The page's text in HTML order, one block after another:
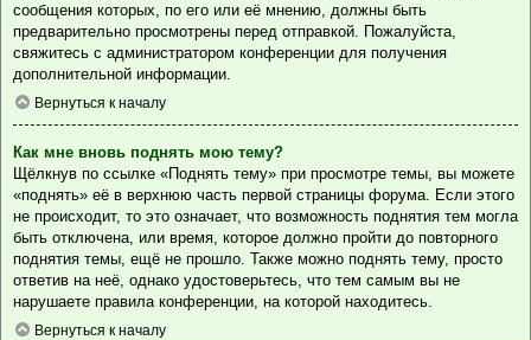
сообщения которых, по его или её мнению, должны быть
предварительно просмотрены перед отправкой. Пожалуйста,
свяжитесь с администратором конференции для получения
дополнительной информации.
Вернуться к началу
Как мне вновь поднять мою тему?
Щёлкнув по ссылке «Поднять тему» при просмотре темы, вы можете
«поднять» её в верхнюю часть первой страницы форума. Если этого
не происходит, то это означает, что возможность поднятия тем могла
быть отключена, или время, которое должно пройти до повторного
поднятия темы, ещё не прошло. Также можно поднять тему, просто
ответив на неё, однако удостоверьтесь, что тем самым вы не
нарушаете правила конференции, на которой находитесь.
Вернуться к началу